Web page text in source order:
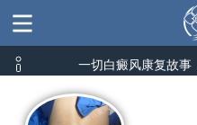
一切白癜风康复故